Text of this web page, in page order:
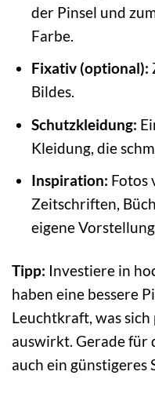
der Pinsel und
Farbe.
Fixativ (optional):
Bildes.
Schutzkleidung:
Kleidung, die
Inspiration: Fotos
Zeitschriften,
eigene
Tipp: Investiere in
haben eine bessere
Leuchtkraft, was
auswirkt. Gerade für
auch ein günstigeres